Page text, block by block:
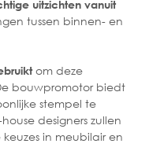
uitzichten vanuit
tussen binnen- en
om deze
bouwpromotor biedt
stempel te
designers zullen
in meubilair en